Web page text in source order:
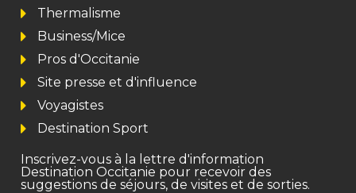
Thermalisme
Business/Mice
Pros d'Occitanie
Site presse et d'influence
Voyagistes
Destination Sport
Inscrivez-vous à la lettre d'information
Destination Occitanie pour recevoir des
suggestions de séjours, de visites et de sorties.